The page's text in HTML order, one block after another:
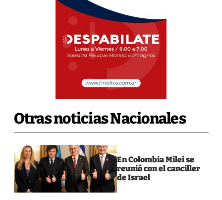
Otras noticias Nacionales
En Colombia Milei se
reunió con el canciller
de Israel